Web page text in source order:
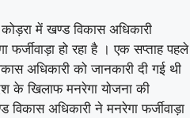
में खण्ड विकास अधिकारी
हो रहा है । एक सप्ताह पहले
अधिकारी को जानकारी दी गई थी
के खिलाफ मनरेगा योजना की
अधिकारी ने मनरेगा फर्जीवाड़ा